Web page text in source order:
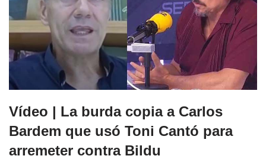
Vídeo | La burda copia a Carlos
Bardem que usó Toni Cantó para
arremeter contra Bildu